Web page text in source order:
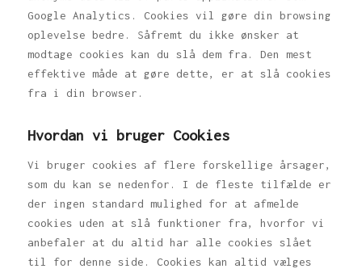
Google Analytics. Cookies vil gøre din browsing
oplevelse bedre. Såfremt du ikke ønsker at
modtage cookies kan du slå dem fra. Den mest
effektive måde at gøre dette, er at slå cookies
fra i din browser.
Hvordan vi bruger Cookies
Vi bruger cookies af flere forskellige årsager,
som du kan se nedenfor. I de fleste tilfælde er
der ingen standard mulighed for at afmelde
cookies uden at slå funktioner fra, hvorfor vi
anbefaler at du altid har alle cookies slået
til for denne side. Cookies kan altid vælges